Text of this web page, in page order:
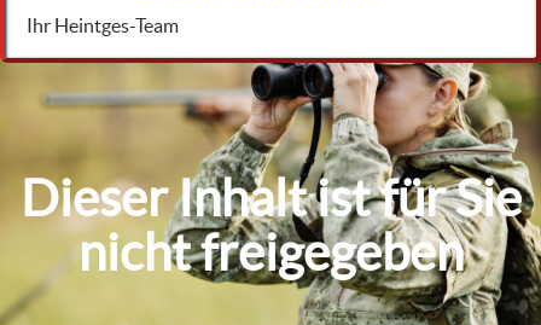
Dieser Inhalt ist für Sie
nicht freigegeben
Ihr Heintges-Team